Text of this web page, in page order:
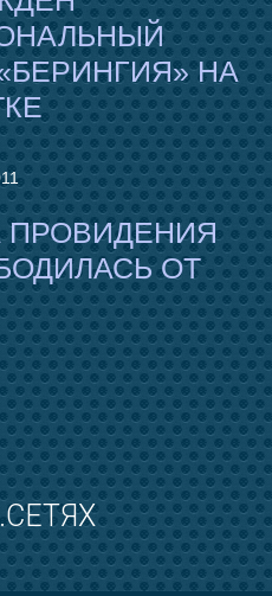
НА
ПРОВИДЕНИЯ
ОТ